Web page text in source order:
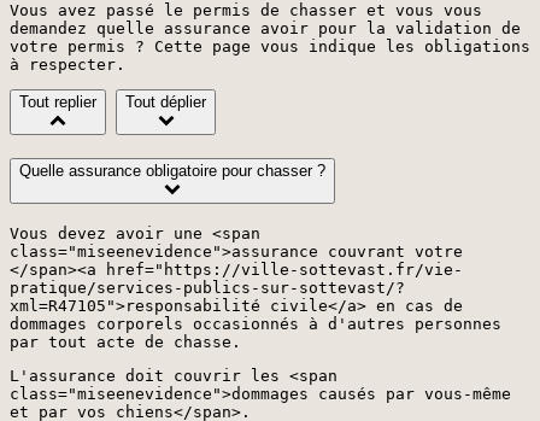
Vous avez passé le permis de chasser et vous vous
demandez quelle assurance avoir pour la validation de
votre permis ? Cette page vous indique les obligations
à respecter.
Tout replier Tout déplier
Quelle assurance obligatoire pour chasser ?
Vous devez avoir une <span
class="miseenevidence">assurance couvrant votre
</span><a href="https://ville-sottevast.fr/vie-
pratique/services-publics-sur-sottevast/?
xml=R47105">responsabilité civile</a> en cas de
dommages corporels occasionnés à d'autres personnes
par tout acte de chasse.
L'assurance doit couvrir les <span
class="miseenevidence">dommages causés par vous-même
et par vos chiens</span>.